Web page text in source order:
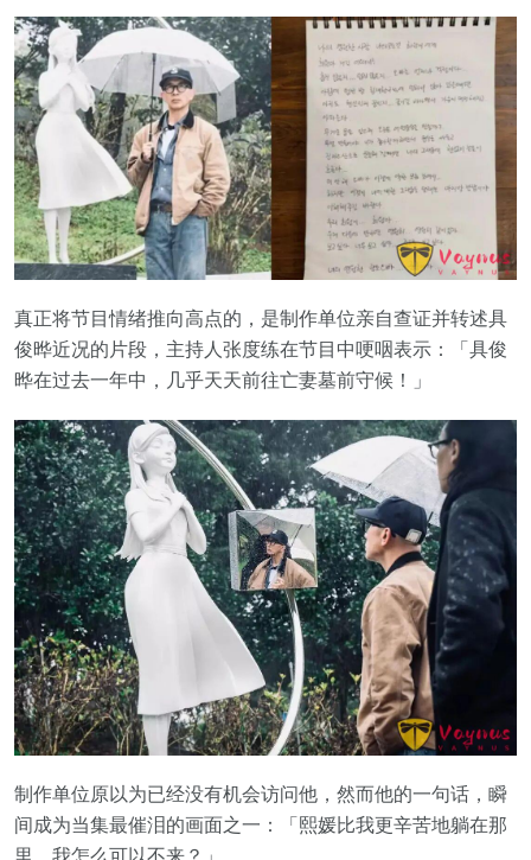
真正将节目情绪推向高点的，是制作单位亲自查证并转述具
俊晔近况的片段，主持人张度练在节目中哽咽表示：「具俊
晔在过去一年中，几乎天天前往亡妻墓前守候！」
制作单位原以为已经没有机会访问他，然而他的一句话，瞬
间成为当集最催泪的画面之一：「熙媛比我更辛苦地躺在那